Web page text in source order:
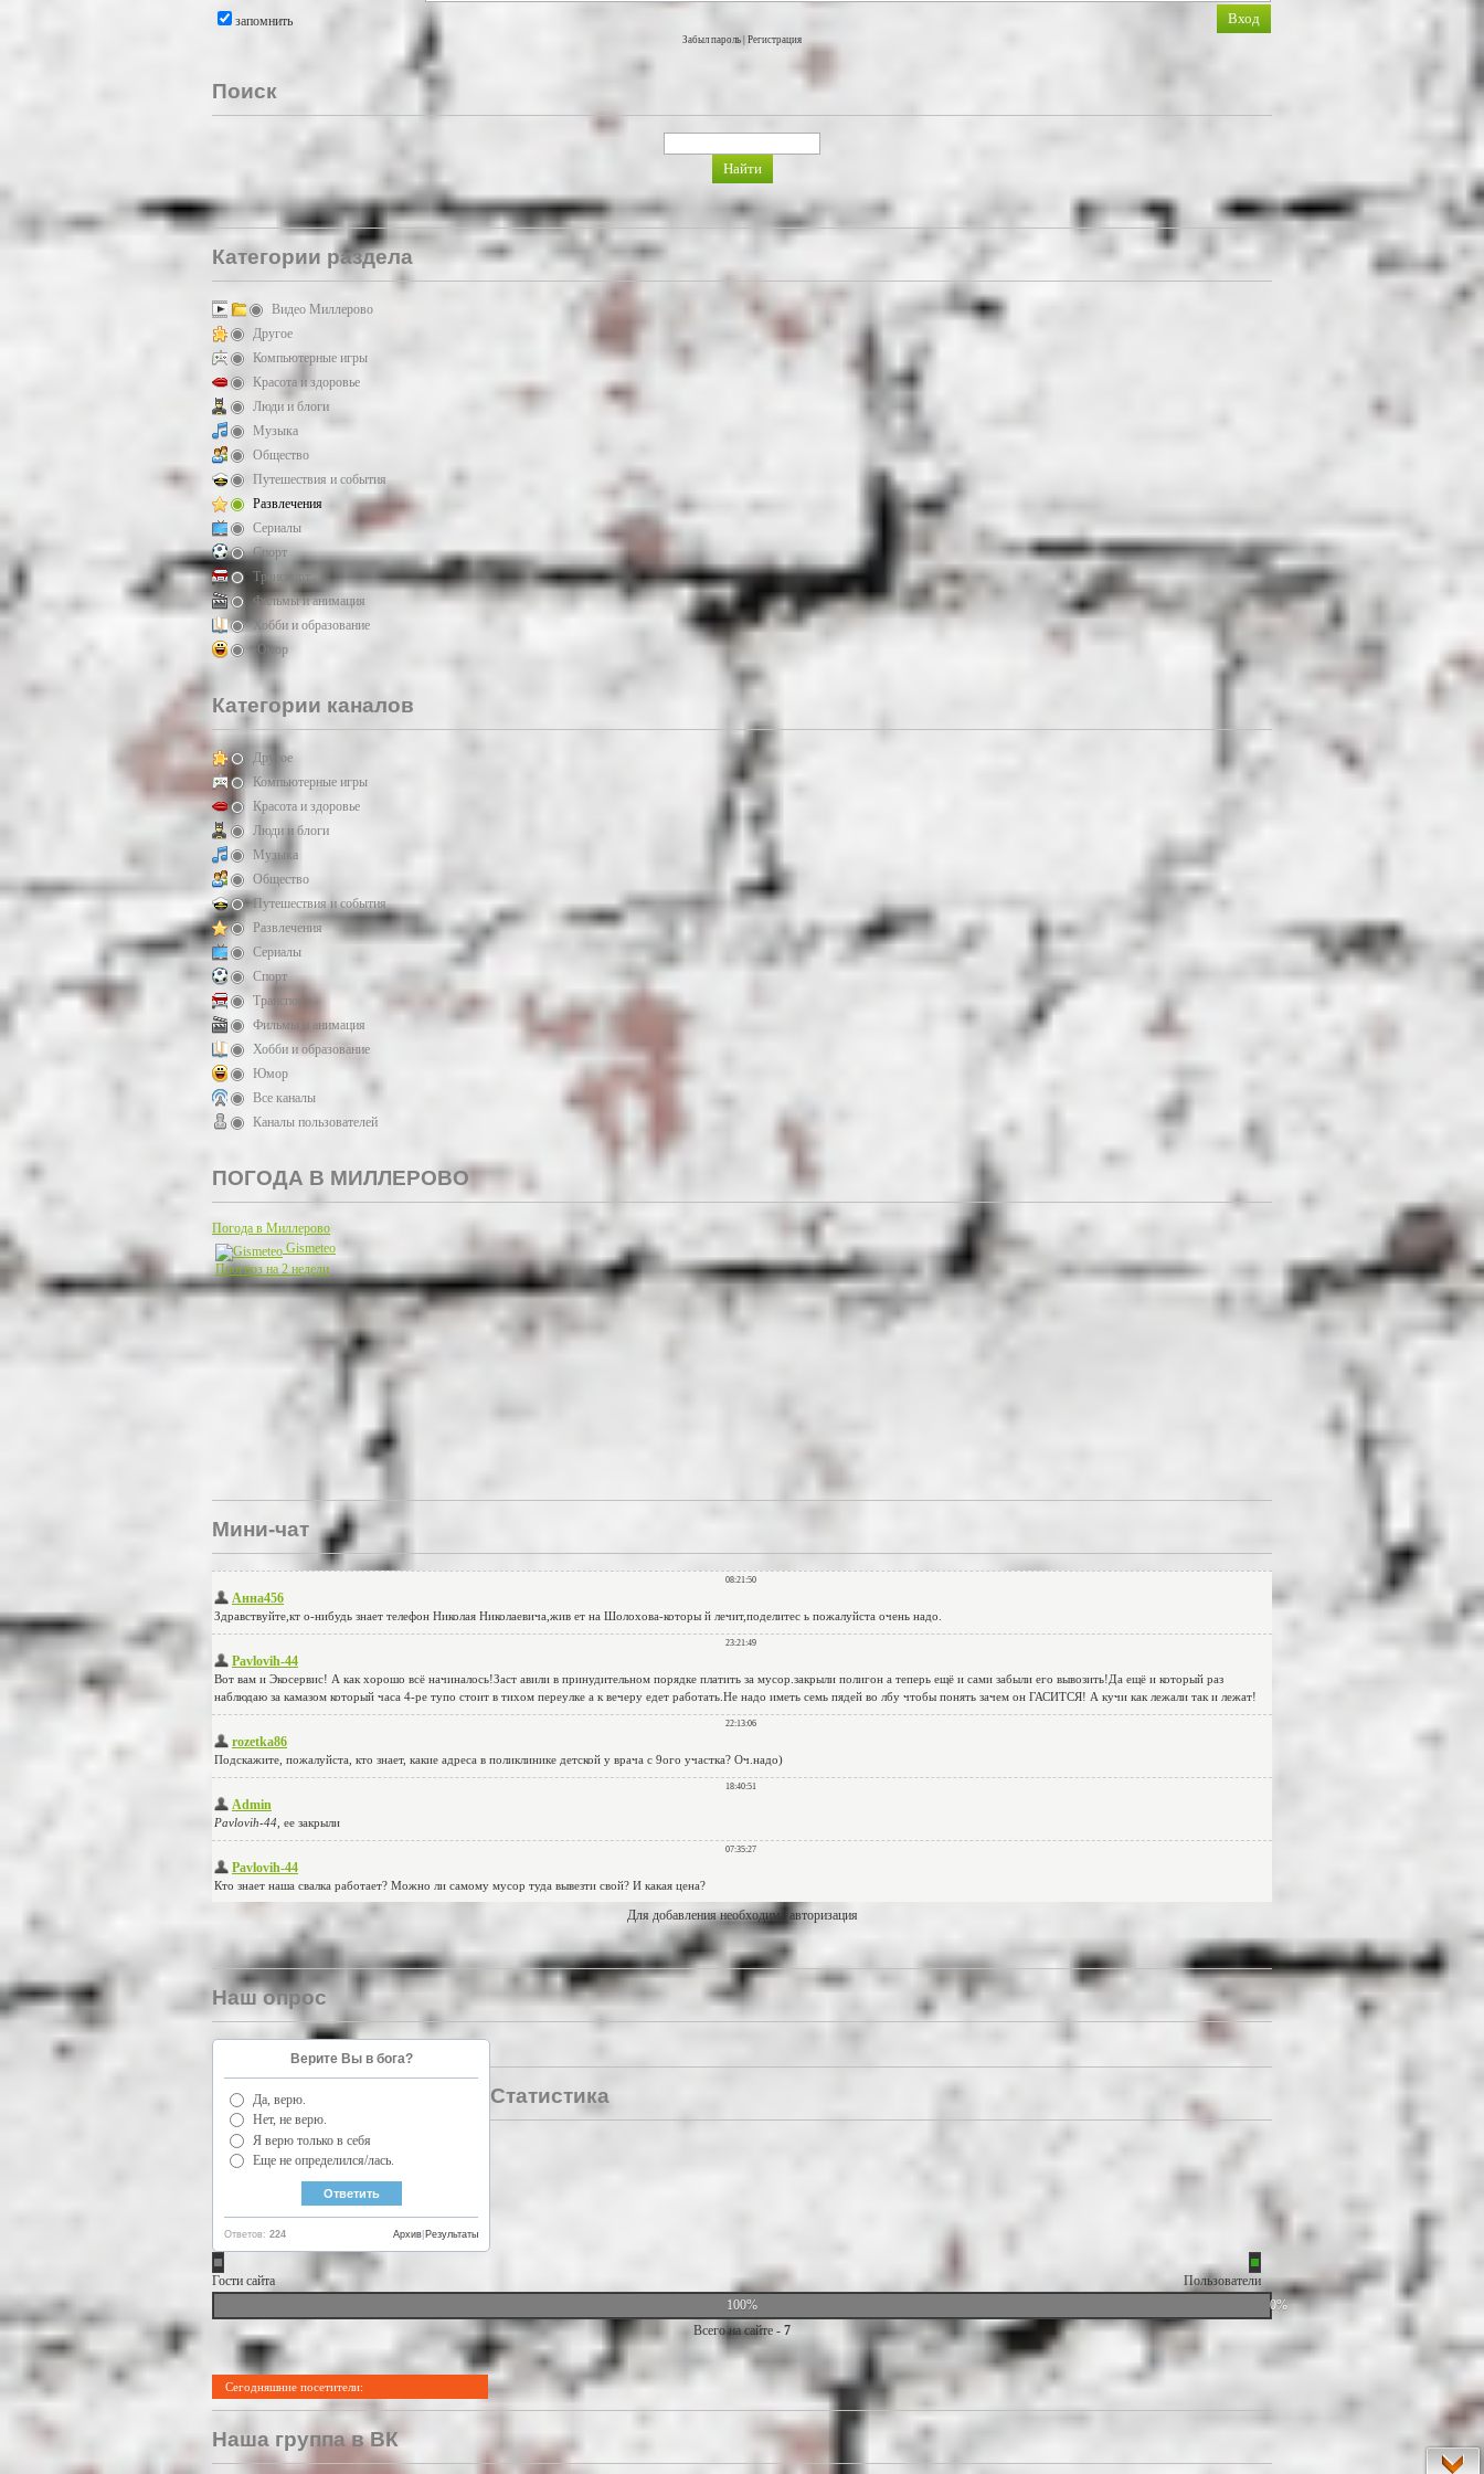
запомнить
Забыл пароль Регистрация
Поиск
Категории раздела
Видео Миллерово
Другое
Компьютерные игры
Красота и здоровье
Люди и блоги
Музыка
Общество
Путешествия и события
Развлечения
Сериалы
Спорт
Транспорт
Фильмы и анимация
Хобби и образование
Юмор
Категории каналов
Другое
Компьютерные игры
Красота и здоровье
Люди и блоги
Музыка
Общество
Путешествия и события
Развлечения
Сериалы
Спорт
Транспорт
Фильмы и анимация
Хобби и образование
Юмор
Все каналы
Каналы пользователей
ПОГОДА В МИЛЛЕРОВО
Погода в Миллерово
Gismeteo
Прогноз на 2 недели
Мини-чат
Для добавления необходима авторизация
Наш опрос
Верите Вы в бога?
Да, верю.
Нет, не верю.
Я верю только в себя
Еще не определился/лась.
Ответов: 224 Результаты
Архив
Статистика
Гости сайта
Пользователи
100%
0%
Всего на сайте - 7
Сегодняшние посетители:
Наша группа в ВК